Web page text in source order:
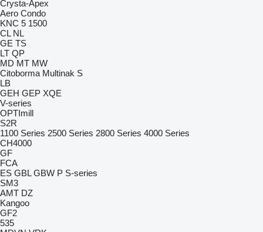
Crysta-Apex
Aero Condo
KNC 5 1500
CL NL
GE TS
LT QP
MD MT MW
Citoborma Multinak S
LB
GEH GEP XQE
V-series
OPTImill
S2R
1100 Series 2500 Series 2800 Series 4000 Series
CH4000
GF
FCA
ES GBL GBW P S-series
SM3
AMT DZ
Kangoo
GF2
535